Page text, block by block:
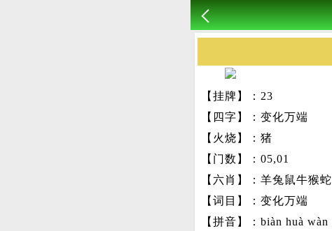
【挂牌】：23
【四字】：变化万端
【火烧】：猪
【门数】：05,01
【六肖】：羊兔鼠牛猴蛇
【词目】：变化万端
【拼音】：biàn huà wàn